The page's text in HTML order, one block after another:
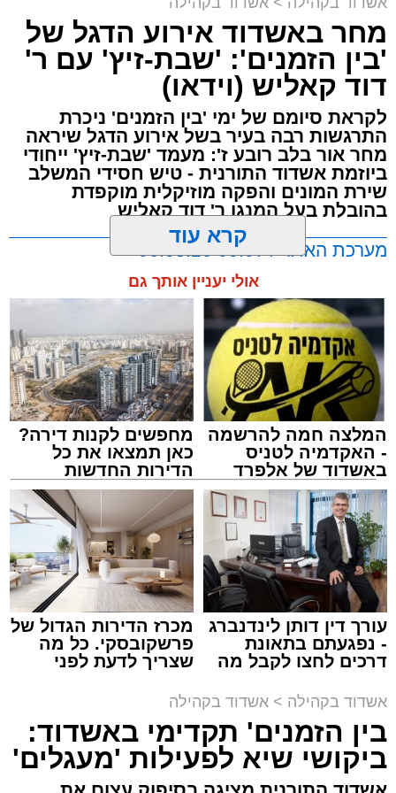
צילום: א' מיכאלי
לקראת יום הילולא קדישא של הרה"ק רבי אהרון
מבעלזא זצוק"ל, נשא האדמו"ר הגה"צ רבי דוד
חנניה פינטו שליט"א, נשיא ממלכת התורה "אורות
חיים ומשה", דרשה מיוחדת ממקום מושבו שבניו
ג'רזי בארה"ב, שבה עמד על חשיבות ההידבקות
בהקב"ה ובדרכי האמונה.
בפתח דבריו, העלה האדמו"ר זכרונות מור אביו,
הרמ"א פינטו זצ"ל, שיום ההילולא שלו יחול בשבוע
הבא: "אני זוכר שהייתי רואה אותו יושב זמן רב
וחושב וחושב. על מה חשב? על כסף ודאי שלא
חשב – לא היה לו כסף. חשב רק על אמונה בה'
יתברך, ותמיד היה מתפלל להקב"ה".
הרב פינטו הדגיש כי אדם שמחובר להקב"ה
מתאפיין בתורה, אמונה, ביטחון ואהבת ה': "אדם
מביט לשמים ומיד מתפעל ואומר 'מה רבו מעשיך
ה'', מתפעל מהבריאה כולה; כך גם אם הוא נמצא
ליד ים או עצים, כולו מלא התפעלות 'כולם
בחוכמה עשית'. ראיתי השבוע חתול ושמתי לב
לחוכמה שלו; כיצד הוא מתקיים ודואג לעצמו".
מחר באשדוד אירוע הדגל של
'בין הזמנים': 'שבת-זיץ' עם ר'
דוד קאליש (וידאו)
לקראת סיומם של ימי 'בין הזמנים' ניכרת
התרגשות רבה בעיר בשל אירוע הדגל שיראה
מחר אור בלב רובע ז': מעמד 'שבת-זיץ' ייחודי
ביוזמת אשדוד התורנית - טיש חסידי המשלב
שירת המונים והפקה מוזיקלית מוקפדת
בהובלת בעל המנגן ר' דוד קאליש
מערכת האתר / 00:07 06.08.26
תגים:אשדוד, מוסיקה מעגלים
בימים אלו, חותמים בני הישיבות ואברכי הכוללים
את חופשת 'בין הזמנים'. כמענה לצורך העמוק
בשילוב שבין מנוחת הגוף להתרוממות הנפש,
קרא עוד
אולי יעניין אותך גם
המלצה חמה להרשמה
- האקדמיה לטניס
באשדוד של אלפרד
קריאולנסקי - לילדים
מחפשים לקנות דירה?
כאן תמצאו את כל
הדירות החדשות
למכירה באשדוד >>>
עורך דין דותן לינדנברג
- נפגעתם בתאונת
דרכים לחצו לקבל מה
מכרז הדירות הגדול של
פרשקובסקי. כל מה
שצריך לדעת לפני
באשדוד
אשדוד בקהילה > אשדוד בקהילה
בין הזמנים' תקדימי באשדוד:
ביקושי שיא לפעילות 'מעגלים'